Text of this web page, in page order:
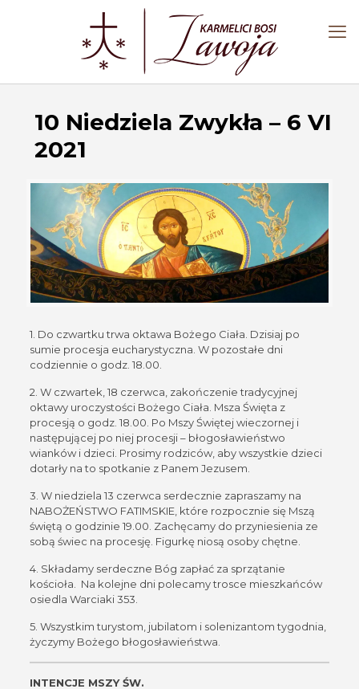
10 Niedziela Zwykła – 6 VI
2021
1. Do czwartku trwa oktawa Bożego Ciała. Dzisiaj po
sumie procesja eucharystyczna. W pozostałe dni
codziennie o godz. 18.00.
2. W czwartek, 18 czerwca, zakończenie tradycyjnej
oktawy uroczystości Bożego Ciała. Msza Święta z
procesją o godz. 18.00. Po Mszy Świętej wieczornej i
następującej po niej procesji – błogosławieństwo
wianków i dzieci. Prosimy rodziców, aby wszystkie dzieci
dotarły na to spotkanie z Panem Jezusem.
3. W niedziela 13 czerwca serdecznie zapraszamy na
NABOŻEŃSTWO FATIMSKIE, które rozpocznie się Mszą
świętą o godzinie 19.00. Zachęcamy do przyniesienia ze
sobą świec na procesję. Figurkę niosą osoby chętne.
4. Składamy serdeczne Bóg zapłać za sprzątanie
kościoła. Na kolejne dni polecamy trosce mieszkańców
osiedla Warciaki 353.
5. Wszystkim turystom, jubilatom i solenizantom tygodnia,
życzymy Bożego błogosławieństwa.
INTENCJE MSZY ŚW.